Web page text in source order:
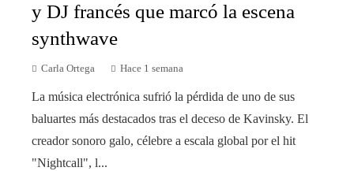
y DJ francés que marcó la escena
synthwave
Carla Ortega Hace 1 semana
La música electrónica sufrió la pérdida de uno de sus
baluartes más destacados tras el deceso de Kavinsky. El
creador sonoro galo, célebre a escala global por el hit
"Nightcall", l...